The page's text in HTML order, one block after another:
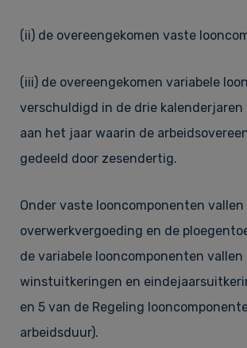
(ii) de overeengekomen vaste
(iii) de overeengekomen variabele
verschuldigd in de drie
aan het jaar waarin de
gedeeld door zesendertig.
Onder vaste looncomponenten vallen
overwerkvergoeding en de
de variabele looncomponenten vallen
winstuitkeringen en
en 5 van de Regeling
arbeidsduur).